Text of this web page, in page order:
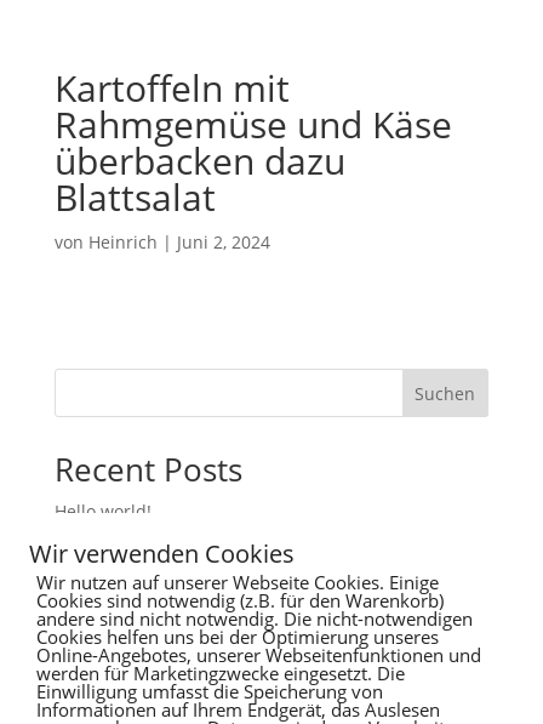
Kartoffeln mit
Rahmgemüse und Käse
überbacken dazu
Blattsalat
von Heinrich | Juni 2, 2024
Suchen
Recent Posts
Hello world!
Recent Comments
Es sind keine Kommentare vorhanden.
Wir verwenden Cookies
Wir nutzen auf unserer Webseite Cookies. Einige
Cookies sind notwendig (z.B. für den Warenkorb)
andere sind nicht notwendig. Die nicht-notwendigen
Cookies helfen uns bei der Optimierung unseres
Online-Angebotes, unserer Webseitenfunktionen und
werden für Marketingzwecke eingesetzt. Die
Einwilligung umfasst die Speicherung von
Informationen auf Ihrem Endgerät, das Auslesen